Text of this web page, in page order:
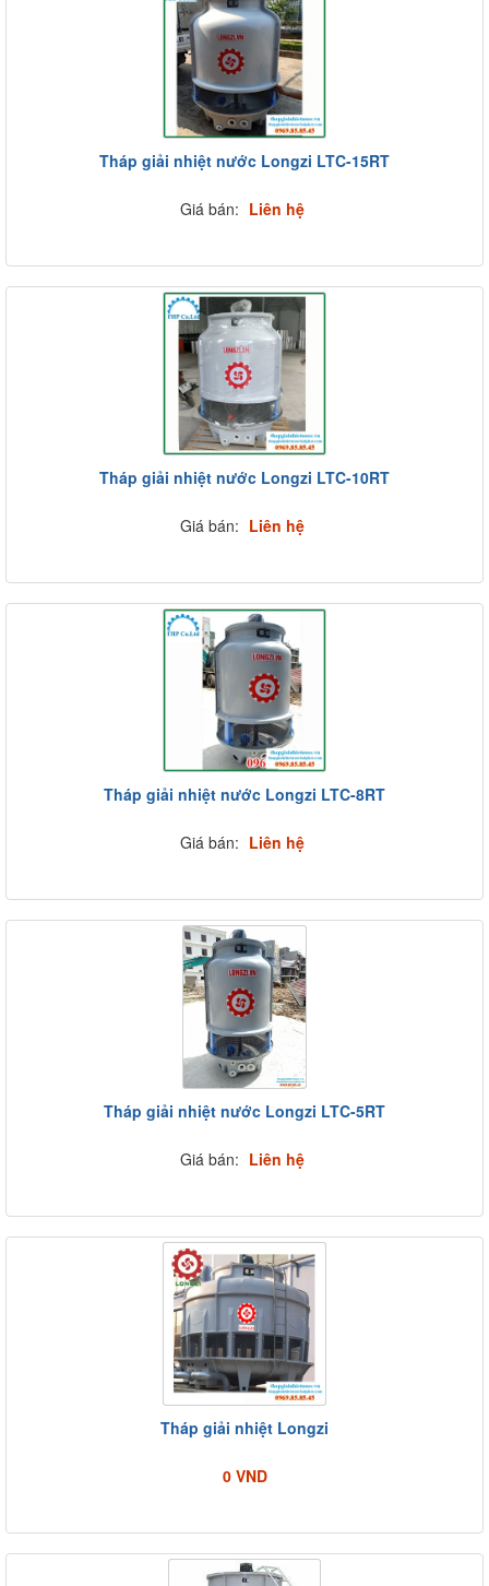
Tháp giải nhiệt nước Longzi LTC-15RT
Giá bán: Liên hệ
Tháp giải nhiệt nước Longzi LTC-10RT
Giá bán: Liên hệ
Tháp giải nhiệt nước Longzi LTC-8RT
Giá bán: Liên hệ
Tháp giải nhiệt nước Longzi LTC-5RT
Giá bán: Liên hệ
Tháp giải nhiệt Longzi
0 VND